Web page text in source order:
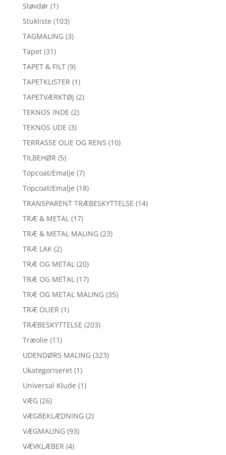
Støvdør (1)
Stukliste (103)
TAGMALING (3)
Tapet (31)
TAPET & FILT (9)
TAPETKLISTER (1)
TAPETVÆRKTØJ (2)
TEKNOS INDE (2)
TEKNOS UDE (3)
TERRASSE OLIE OG RENS (10)
TILBEHØR (5)
Topcoat/Emalje (7)
Topcoat/Emalje (18)
TRANSPARENT TRÆBESKYTTELSE (14)
TRÆ & METAL (17)
TRÆ & METAL MALING (23)
TRÆ LAK (2)
TRÆ OG METAL (20)
TRÆ OG METAL (17)
TRÆ OG METAL MALING (35)
TRÆ OLIER (1)
TRÆBESKYTTELSE (203)
Træolie (11)
UDENDØRS MALING (323)
Ukategoriseret (1)
Universal Klude (1)
VÆG (26)
VÆGBEKLÆDNING (2)
VÆGMALING (93)
VÆVKLÆBER (4)